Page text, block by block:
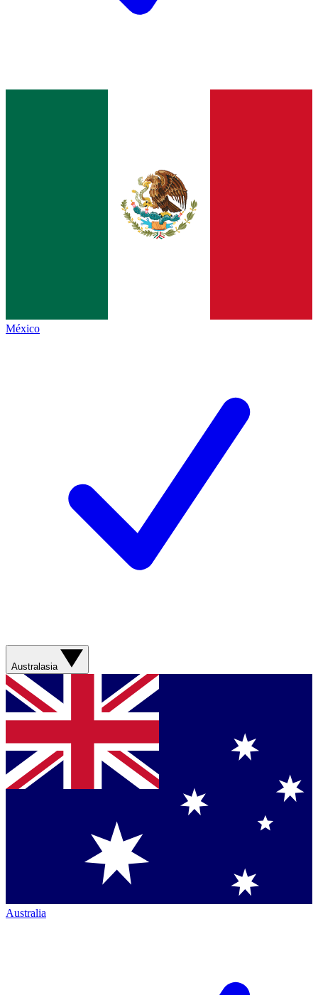
México
Australasia
Australia